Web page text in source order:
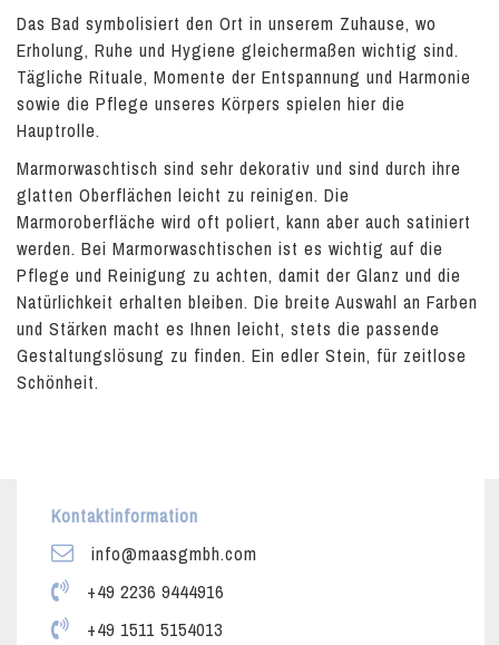
Das Bad symbolisiert den Ort in unserem Zuhause, wo
Erholung, Ruhe und Hygiene gleichermaßen wichtig sind.
Tägliche Rituale, Momente der Entspannung und Harmonie
sowie die Pflege unseres Körpers spielen hier die
Hauptrolle.
Marmorwaschtisch sind sehr dekorativ und sind durch ihre
glatten Oberflächen leicht zu reinigen. Die
Marmoroberfläche wird oft poliert, kann aber auch satiniert
werden. Bei Marmorwaschtischen ist es wichtig auf die
Pflege und Reinigung zu achten, damit der Glanz und die
Natürlichkeit erhalten bleiben. Die breite Auswahl an Farben
und Stärken macht es Ihnen leicht, stets die passende
Gestaltungslösung zu finden. Ein edler Stein, für zeitlose
Schönheit.
Kontaktinformation
info@maasgmbh.com
+49 2236 9444916
+49 1511 5154013